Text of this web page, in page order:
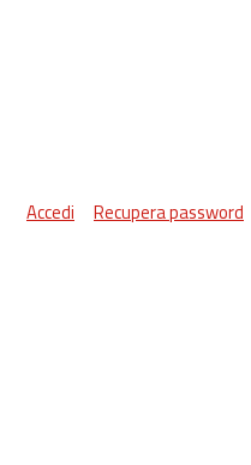
Accedi Recupera password